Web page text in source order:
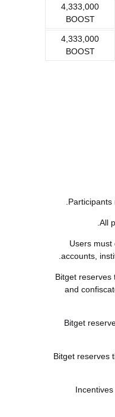
4,333,000
BOOST
4,333,000
BOOST
3. Users
accounts,
4. Bitget
and
5. Bitget
6. Bitget
7.